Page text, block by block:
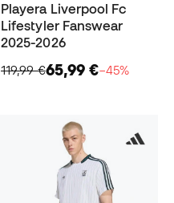
Playera Liverpool Fc
Lifestyler Fanswear
2025-2026
119,99 €65,99 €−45%